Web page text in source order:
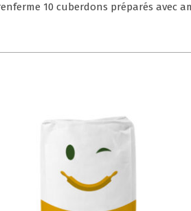
10 cuberdons préparés avec